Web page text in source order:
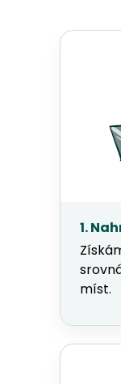
1.
míst.